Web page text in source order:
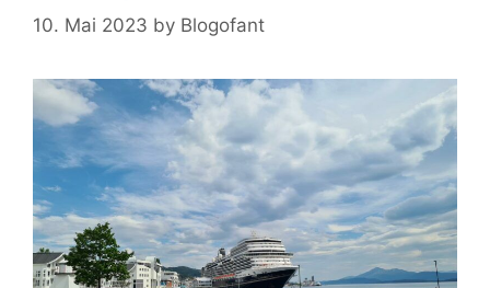
10. Mai 2023 by Blogofant